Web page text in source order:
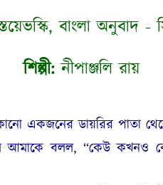
বাংলা অনুবাদ -
শিল্পী: নীপাঞ্জলি রায়
একজনের ডায়রির পাতা
আমাকে বলল, “কেউ কখনও